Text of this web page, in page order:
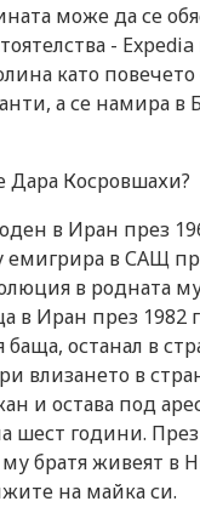
може да се
-
като
а се намира в
Дара Косровшахи?
в Иран през
емигрира в САЩ
в родната
в Иран през 1982
останал в
влизането в
и остава под
шест години.
братя живеят в
на майка си.